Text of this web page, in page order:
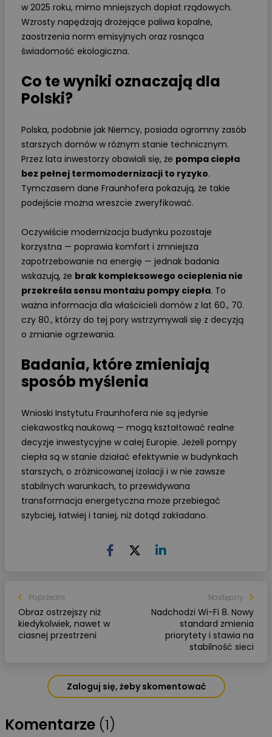
w 2025 roku, mimo mniejszych dopłat rządowych.
Wzrosty napędzają drożejące paliwa kopalne,
zaostrzenia norm emisyjnych oraz rosnąca
świadomość ekologiczna.
Co te wyniki oznaczają dla
Polski?
Polska, podobnie jak Niemcy, posiada ogromny zasób
starszych domów w różnym stanie technicznym.
Przez lata inwestorzy obawiali się, że pompa ciepła
bez pełnej termomodernizacji to ryzyko.
Tymczasem dane Fraunhofera pokazują, że takie
podejście można wreszcie zweryfikować.
Oczywiście modernizacja budynku pozostaje
korzystna — poprawia komfort i zmniejsza
zapotrzebowanie na energię — jednak badania
wskazują, że brak kompleksowego ocieplenia nie
przekreśla sensu montażu pompy ciepła. To
ważna informacja dla właścicieli domów z lat 60., 70.
czy 80., którzy do tej pory wstrzymywali się z decyzją
o zmianie ogrzewania.
Badania, które zmieniają
sposób myślenia
Wnioski Instytutu Fraunhofera nie są jedynie
ciekawostką naukową — mogą kształtować realne
decyzje inwestycyjne w całej Europie. Jeżeli pompy
ciepła są w stanie działać efektywnie w budynkach
starszych, o zróżnicowanej izolacji i w nie zawsze
stabilnych warunkach, to przewidywana
transformacja energetyczna może przebiegać
szybciej, łatwiej i taniej, niż dotąd zakładano.
Poprzedni
Obraz ostrzejszy niż
kiedykolwiek, nawet w
ciasnej przestrzeni
Następny
Nadchodzi Wi-Fi 8. Nowy
standard zmienia
priorytety i stawia na
stabilność sieci
Zaloguj się, żeby skomentować
Komentarze (1)